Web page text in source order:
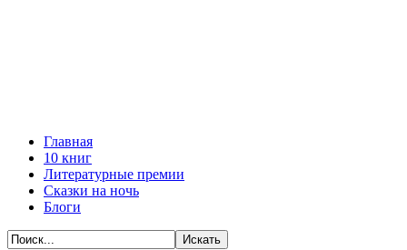
Главная
10 книг
Литературные премии
Сказки на ночь
Блоги
Искать